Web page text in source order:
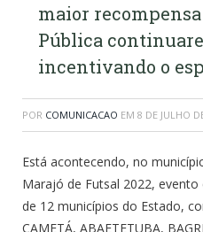
maior recompensa
Pública
incentivando o
POR COMUNICACAO EM 8 DE JULHO
Está acontecendo, no
Marajó de Futsal 2022,
de 12 municípios do Estado,
CAMETÁ, ABAETETUBA,